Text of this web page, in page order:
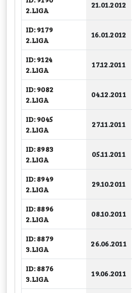
2.LIGA
21.01.2012
ID: 9179
2.LIGA
16.01.2012
ID: 9124
2.LIGA
17.12.2011
ID: 9082
2.LIGA
04.12.2011
ID: 9045
2.LIGA
27.11.2011
ID: 8983
2.LIGA
05.11.2011
ID: 8949
2.LIGA
29.10.2011
ID: 8896
2.LIGA
08.10.2011
ID: 8879
3.LIGA
26.06.2011
ID: 8876
3.LIGA
19.06.2011